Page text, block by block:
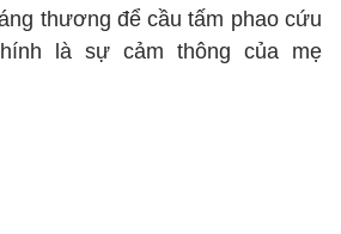
thương để cầu tấm phao cứu
là sự cảm thông của mẹ